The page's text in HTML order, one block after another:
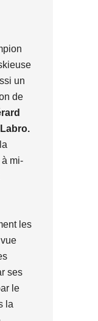
un
de
Labro.
à mi-
les
ses
le
la